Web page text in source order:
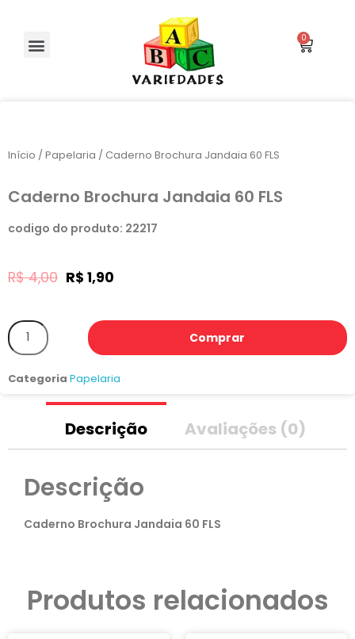
Início / Papelaria / Caderno Brochura Jandaia 60 FLS
Caderno Brochura Jandaia 60 FLS
codigo do produto: 22217
R$4,00 R$ 1,90
Comprar
Categoria Papelaria
Descrição Avaliações (0)
Descrição
Caderno Brochura Jandaia 60 FLS
Produtos relacionados